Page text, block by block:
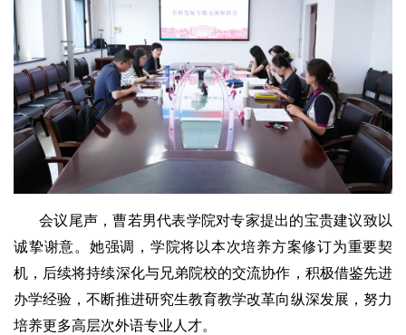
会议尾声，曹若男代表学院对专家提出的宝贵建议致以
诚挚谢意。她强调，学院将以本次培养方案修订为重要契
机，后续将持续深化与兄弟院校的交流协作，积极借鉴先进
办学经验，不断推进研究生教育教学改革向纵深发展，努力
培养更多高层次外语专业人才。